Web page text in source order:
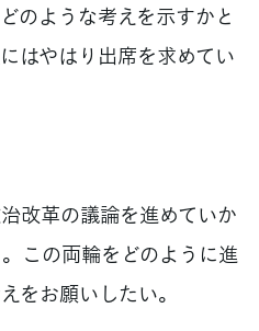
のような考えを示すかと
はやはり出席を求めてい
改革の議論を進めていか
この両輪をどのように進
をお願いしたい。